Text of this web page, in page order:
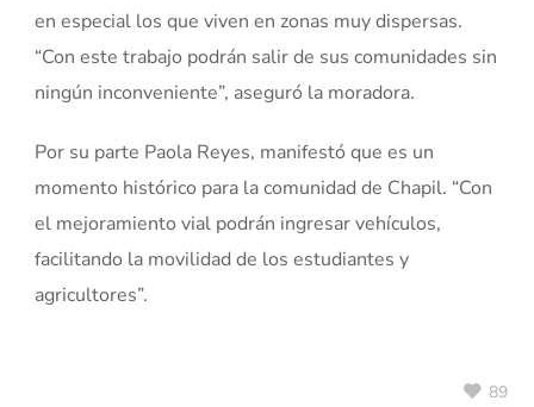
en especial los que viven en zonas muy dispersas.
“Con este trabajo podrán salir de sus comunidades sin
ningún inconveniente”, aseguró la moradora.
Por su parte Paola Reyes, manifestó que es un
momento histórico para la comunidad de Chapil. “Con
el mejoramiento vial podrán ingresar vehículos,
facilitando la movilidad de los estudiantes y
agricultores”.
89